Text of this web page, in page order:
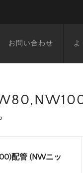
お問い合わせ よ
配管 (NWニッ